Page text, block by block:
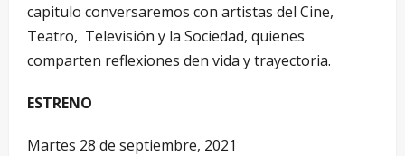
capitulo conversaremos con artistas del Cine,
Teatro, Televisión y la Sociedad, quienes
comparten reflexiones den vida y trayectoria.
ESTRENO
Martes 28 de septiembre, 2021